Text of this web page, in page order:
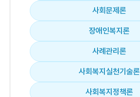
사회문제론
장애인복지론
사례관리론
사회복지실천기술론
사회복지정책론